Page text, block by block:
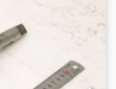
-Peso: